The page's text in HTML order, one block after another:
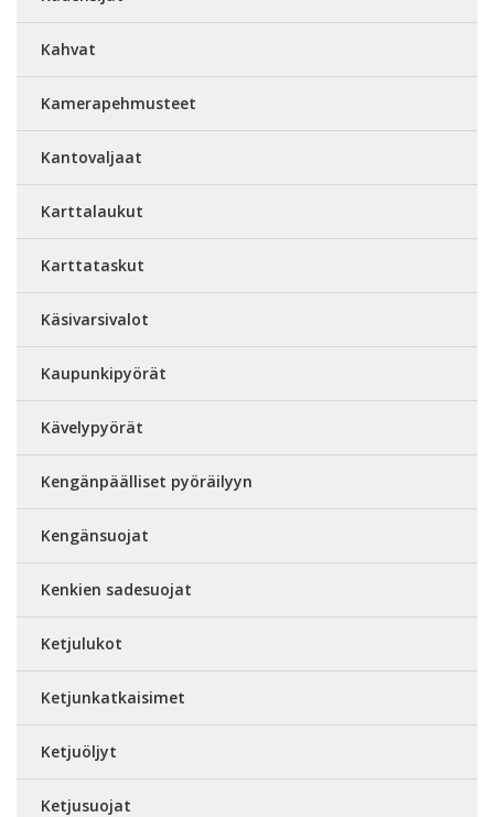
Kahvat
Kamerapehmusteet
Kantovaljaat
Karttalaukut
Karttataskut
Käsivarsivalot
Kaupunkipyörät
Kävelypyörät
Kengänpäälliset pyöräilyyn
Kengänsuojat
Kenkien sadesuojat
Ketjulukot
Ketjunkatkaisimet
Ketjuöljyt
Ketjusuojat